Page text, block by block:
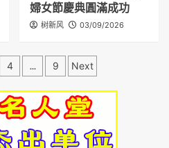
婦女節慶典圓滿成功
树新风 03/09/2026
4 ... 9 Next